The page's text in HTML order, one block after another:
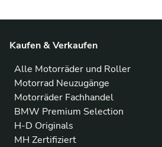
Kaufen & Verkaufen
Alle Motorräder und Roller
Motorrad Neuzugänge
Motorräder Fachhandel
BMW Premium Selection
H-D Originals
MH Zertifiziert